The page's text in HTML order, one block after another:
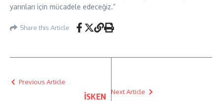
yarınları için mücadele edeceğiz.”
Share this Article
Previous Article
İSKEN
Next Article